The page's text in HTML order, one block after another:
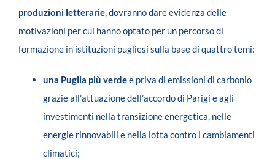
produzioni letterarie, dovranno dare evidenza delle
motivazioni per cui hanno optato per un percorso di
formazione in istituzioni pugliesi sulla base di quattro temi:
una Puglia più verdee priva di emissioni di carbonio
grazie all’attuazione dell’accordo di Parigi e agli
investimenti nella transizione energetica, nelle
energie rinnovabili e nella lotta contro i cambiamenti
climatici;